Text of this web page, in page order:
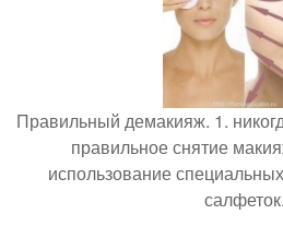
Правильный демакияж. 1.
правильное снятие
использование
салфеток.